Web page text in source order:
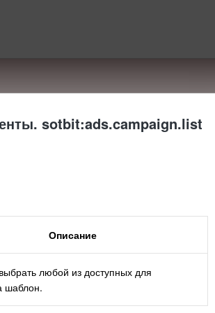
sotbit:ads.campaign.list
Описание
любой из доступных для
шаблон.